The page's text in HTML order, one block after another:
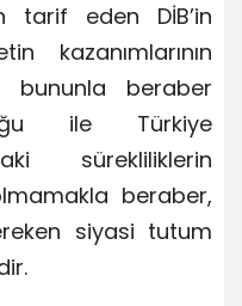
tarif eden DİB’in
kazanımlarının
bununla beraber
ile Türkiye
sürekliliklerin
beraber,
siyasi tutum